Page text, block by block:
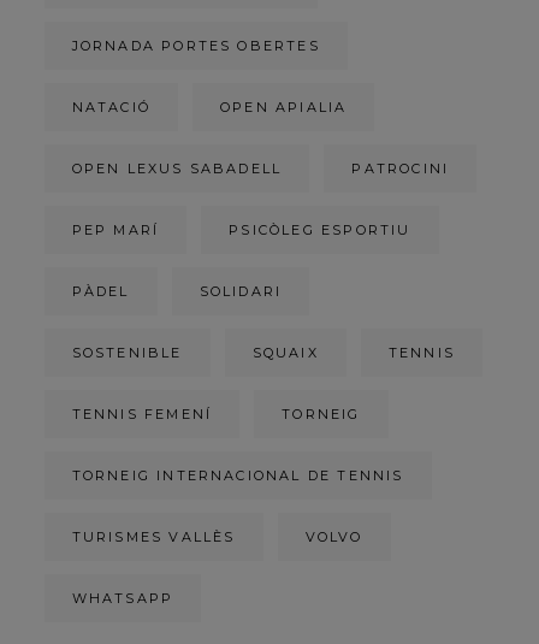
JORNADA PORTES OBERTES
NATACIÓ OPEN APIALIA
OPEN LEXUS SABADELL PATROCINI
PEP MARÍ PSICÒLEG ESPORTIU
PÀDEL SOLIDARI
SOSTENIBLE SQUAIX TENNIS
TENNIS FEMENÍ TORNEIG
TORNEIG INTERNACIONAL DE TENNIS
TURISMES VALLÈS VOLVO
WHATSAPP